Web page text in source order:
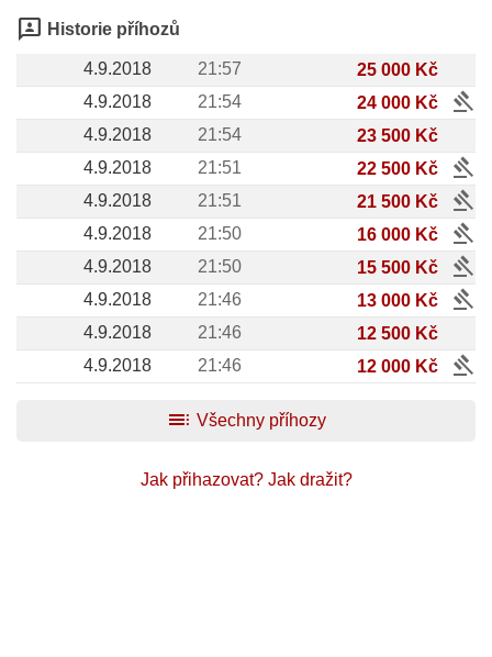
3p Historie příhozů
4.9.2018 21:57
25 000 Kč
4.9.2018
21:54 24 000 Kč gavel
4.9.2018 21:54
23 500 Kč
4.9.2018
21:51 22 500 Kč gavel
4.9.2018 21:51 21 500 Kč gavel
4.9.2018 21:50 16 000 Kč gavel
4.9.2018 21:50 15 500 Kč gavel
4.9.2018 21:46 13 000 Kč gavel
4.9.2018 21:46
12 500 Kč
4.9.2018
21:46 12 000 Kč
gavel
toc Všechny příhozy
Jak přihazovat? Jak dražit?